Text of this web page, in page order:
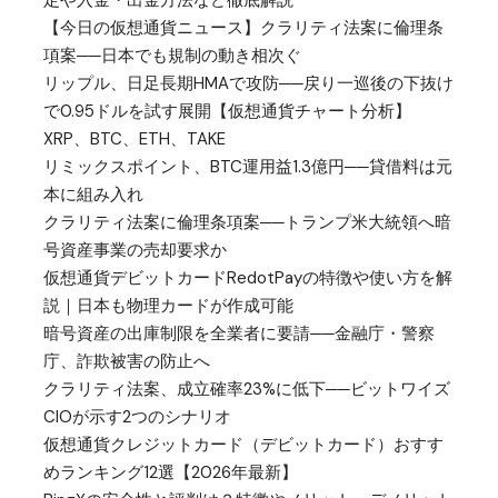
【今日の仮想通貨ニュース】クラリティ法案に倫理条
項案──日本でも規制の動き相次ぐ
リップル、日足長期HMAで攻防──戻り一巡後の下抜け
で0.95ドルを試す展開【仮想通貨チャート分析】
XRP、BTC、ETH、TAKE
リミックスポイント、BTC運用益1.3億円──貸借料は元
本に組み入れ
クラリティ法案に倫理条項案──トランプ米大統領へ暗
号資産事業の売却要求か
仮想通貨デビットカードRedotPayの特徴や使い方を解
説｜日本も物理カードが作成可能
暗号資産の出庫制限を全業者に要請──金融庁・警察
庁、詐欺被害の防止へ
クラリティ法案、成立確率23%に低下──ビットワイズ
CIOが示す2つのシナリオ
仮想通貨クレジットカード（デビットカード）おすす
めランキング12選【2026年最新】